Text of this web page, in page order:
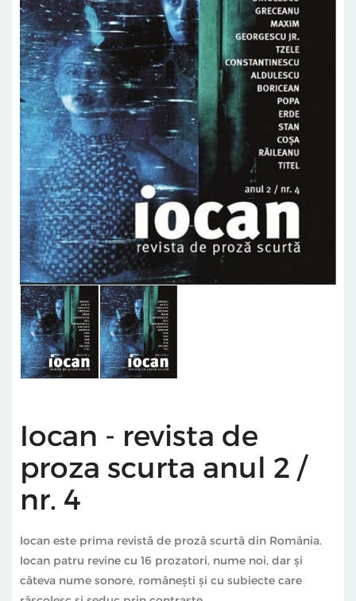
Iocan - revista de
proza scurta anul 2 /
nr. 4
Iocan este prima revistă de proză scurtă din România.
Iocan patru revine cu 16 prozatori, nume noi, dar şi
câteva nume sonore, românești și cu subiecte care